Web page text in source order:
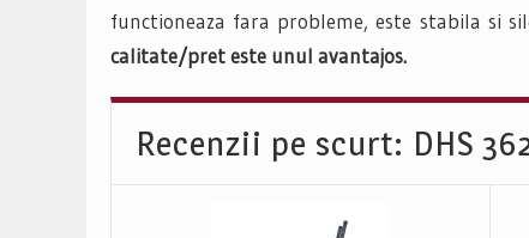
functioneaza fara probleme, este stabila si
calitate/pret este unul avantajos.
Recenzii pe scurt: DHS